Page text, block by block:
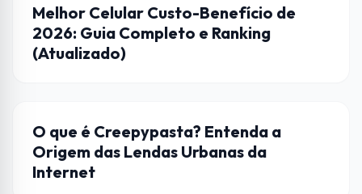
DICAS
Melhor Celular Custo-Benefício de
2026: Guia Completo e Ranking
(Atualizado)
CULTURA POP
O que é Creepypasta? Entenda a
Origem das Lendas Urbanas da
Internet